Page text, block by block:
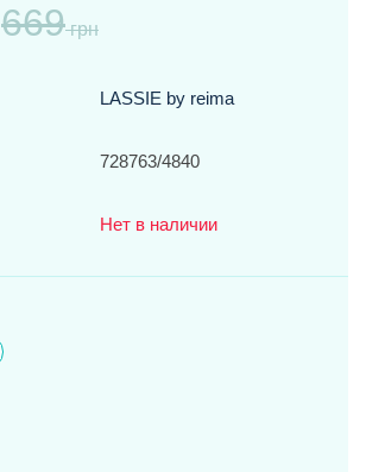
669грн
LASSIE by reima
728763/4840
Нет в наличии